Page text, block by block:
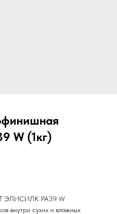
W (1кг)
ЭЛИСИЛК PA39 W
внутри сухих и влажных